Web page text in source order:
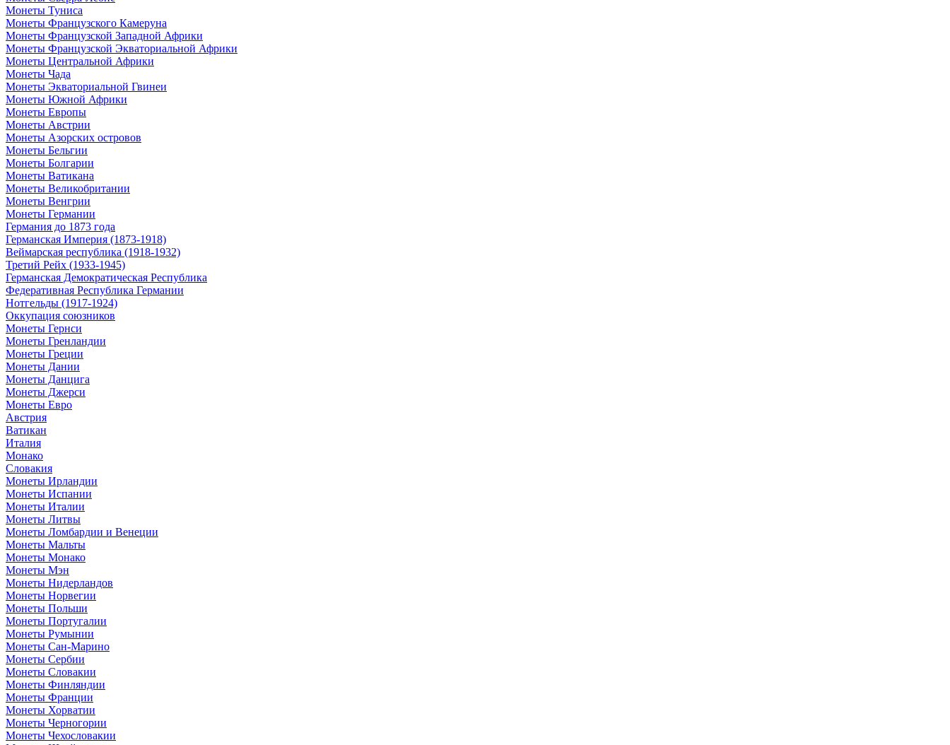
Монеты Туниса
Монеты Французского Камеруна
Монеты Французской Западной Африки
Монеты Французской Экваториальной Африки
Монеты Центральной Африки
Монеты Чада
Монеты Экваториальной Гвинеи
Монеты Южной Африки
Монеты Европы
Монеты Австрии
Монеты Азорских островов
Монеты Бельгии
Монеты Болгарии
Монеты Ватикана
Монеты Великобритании
Монеты Венгрии
Монеты Германии
Германия до 1873 года
Германская Империя (1873-1918)
Веймарская республика (1918-1932)
Третий Рейх (1933-1945)
Германская Демократическая Республика
Федеративная Республика Германии
Нотгельды (1917-1924)
Оккупация союзников
Монеты Гернси
Монеты Гренландии
Монеты Греции
Монеты Дании
Монеты Данцига
Монеты Джерси
Монеты Евро
Австрия
Ватикан
Италия
Монако
Словакия
Монеты Ирландии
Монеты Испании
Монеты Италии
Монеты Литвы
Монеты Ломбардии и Венеции
Монеты Мальты
Монеты Монако
Монеты Мэн
Монеты Нидерландов
Монеты Норвегии
Монеты Польши
Монеты Португалии
Монеты Румынии
Монеты Сан-Марино
Монеты Сербии
Монеты Словакии
Монеты Финляндии
Монеты Франции
Монеты Хорватии
Монеты Черногории
Монеты Чехословакии